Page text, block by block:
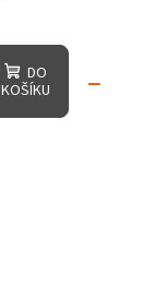
DO
KOŠÍKU
−